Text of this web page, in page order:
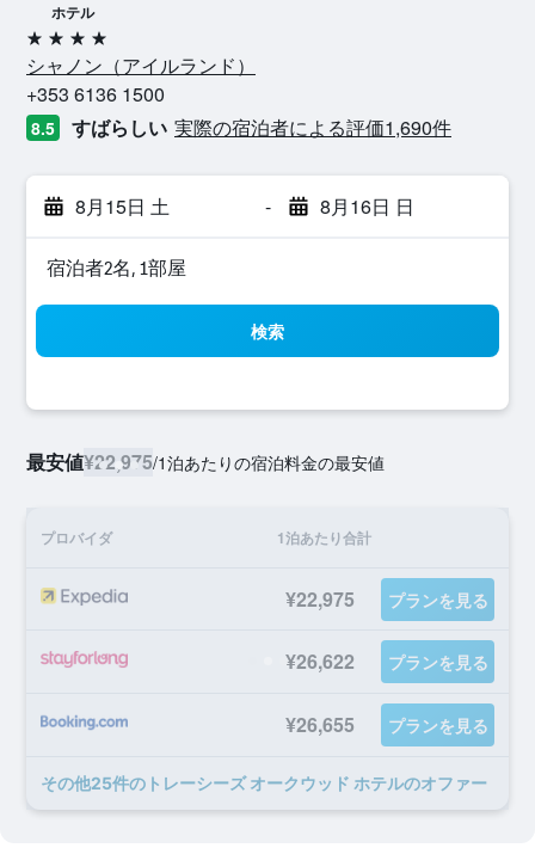
ホテル
4つ星
シャノン​（アイルランド​）​
+353 6136 1500
8.5 すばらしい 実際の宿泊者による評価1,690​件
8月15日 土 - 8月16日 日
宿泊者2名, 1​部屋
検索
最安値¥22,975/1泊あたりの宿泊料金の最安値
プロバイダ 1泊あたり合計
¥22,975 プランを見る
¥26,622 プランを見る
¥26,655 プランを見る
​その他25​件のトレーシーズ オークウッド ホテルのオファー